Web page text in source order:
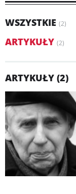
WSZYSTKIE (2)
ARTYKUŁY (2)
ARTYKUŁY (2)